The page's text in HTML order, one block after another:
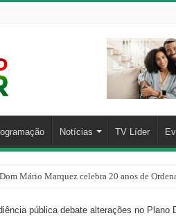
Notícias TV Líder
Dom Mário Marquez celebra 20 anos de
pública debate alterações no Plano